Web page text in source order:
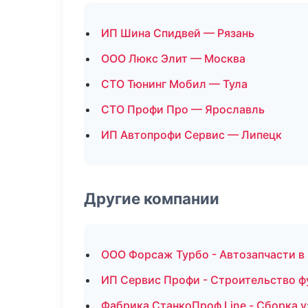
ИП Шина Спидвей — Рязань
ООО Люкс Элит — Москва
СТО Тюнинг Мобил — Тула
СТО Профи Про — Ярославль
ИП Автопрофи Сервис — Липецк
Другие компании
ООО Форсаж Турбо - Автозапчасти в
ИП Сервис Профи - Строительство
Фабрика СтанкоПроф Line - Сборка